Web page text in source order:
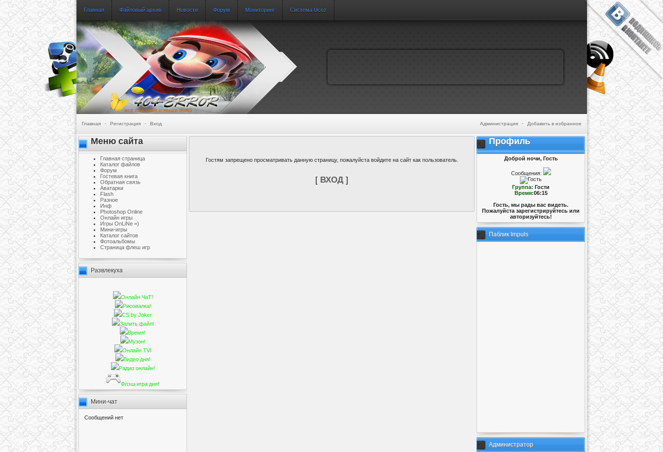
Главная Файловый архив Новости Форум Мониторинг Система Ucoz
Главная · Регистрация · Вход Администрация · Добавить в избранное
Меню сайта
Главная страница
Каталог файлов
Форум
Гостевая книга
Обратная связь
Аватарки
Flash
Разное
Инф
Photoshop Online
Онлайн игры
Игры OnLiNe =)
Мини-игры
Каталог сайтов
Фотоальбомы
Cтраница флеш игр
Развлекуха
Онлайн ЧаТ!
Рисовалка!
CS by Joker
Залить файл!
Время!
Музон!
Онлайн TV!
Видео дня!
Радио онлайн!
Флэш игра дня!
Мини-чат
Гостям запрещено просматривать данную страницу, пожалуйста войдите на сайт как пользователь.
[ ВХОД ]
Профиль
Доброй ночи, Гость
Сообщения:
Группа: Гости
Время:06:15
Гость, мы рады вас видеть.
Пожалуйста зарегистрируйтесь или
авторизуйтесь!
Паблик Impuls
Администратор